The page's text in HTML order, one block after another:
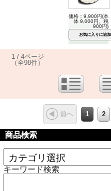
価格：9,900円(本
体 9,000円、税
900円)
1 / 4ページ
（全98件）
前へ 1 2
商品検索
キーワード検索